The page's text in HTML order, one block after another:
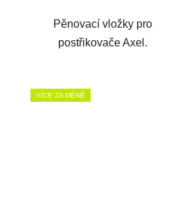
Pěnovací vložky pro
postřikovače Axel.
VÍCE ZA MÉNĚ